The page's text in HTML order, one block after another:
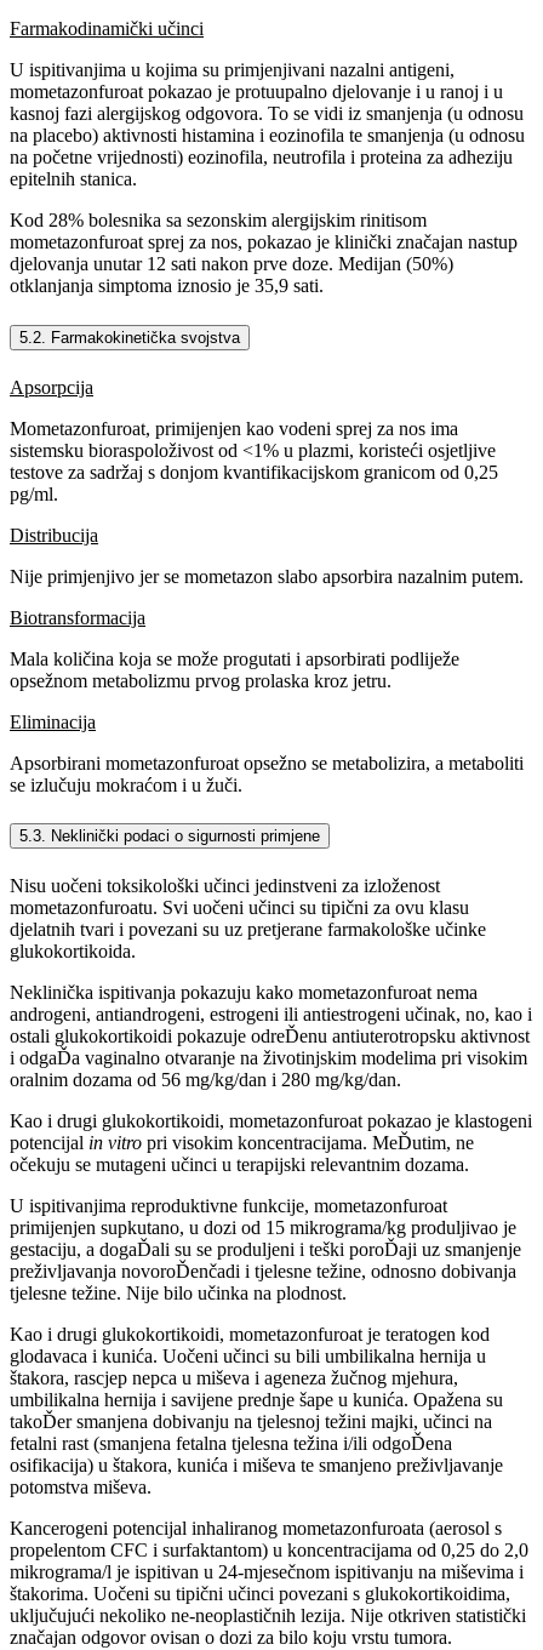
Farmakodinamički učinci
U ispitivanjima u kojima su primjenjivani nazalni antigeni,
mometazonfuroat pokazao je protuupalno djelovanje i u ranoj i u
kasnoj fazi alergijskog odgovora. To se vidi iz smanjenja (u odnosu
na placebo) aktivnosti histamina i eozinofila te smanjenja (u odnosu
na početne vrijednosti) eozinofila, neutrofila i proteina za adheziju
epitelnih stanica.
Kod 28% bolesnika sa sezonskim alergijskim rinitisom
mometazonfuroat sprej za nos, pokazao je klinički značajan nastup
djelovanja unutar 12 sati nakon prve doze. Medijan (50%)
otklanjanja simptoma iznosio je 35,9 sati.
5.2. Farmakokinetička svojstva
Apsorpcija
Mometazonfuroat, primijenjen kao vodeni sprej za nos ima
sistemsku bioraspoloživost od <1% u plazmi, koristeći osjetljive
testove za sadržaj s donjom kvantifikacijskom granicom od 0,25
pg/ml.
Distribucija
Nije primjenjivo jer se mometazon slabo apsorbira nazalnim putem.
Biotransformacija
Mala količina koja se može progutati i apsorbirati podliježe
opsežnom metabolizmu prvog prolaska kroz jetru.
Eliminacija
Apsorbirani mometazonfuroat opsežno se metabolizira, a metaboliti
se izlučuju mokraćom i u žuči.
5.3. Neklinički podaci o sigurnosti primjene
Nisu uočeni toksikološki učinci jedinstveni za izloženost
mometazonfuroatu. Svi uočeni učinci su tipični za ovu klasu
djelatnih tvari i povezani su uz pretjerane farmakološke učinke
glukokortikoida.
Neklinička ispitivanja pokazuju kako mometazonfuroat nema
androgeni, antiandrogeni, estrogeni ili antiestrogeni učinak, no, kao i
ostali glukokortikoidi pokazuje odreĎenu antiuterotropsku aktivnost
i odgaĎa vaginalno otvaranje na životinjskim modelima pri visokim
oralnim dozama od 56 mg/kg/dan i 280 mg/kg/dan.
Kao i drugi glukokortikoidi, mometazonfuroat pokazao je klastogeni
potencijal in vitro pri visokim koncentracijama. MeĎutim, ne
očekuju se mutageni učinci u terapijski relevantnim dozama.
U ispitivanjima reproduktivne funkcije, mometazonfuroat
primijenjen supkutano, u dozi od 15 mikrograma/kg produljivao je
gestaciju, a dogaĎali su se produljeni i teški poroĎaji uz smanjenje
preživljavanja novoroĎenčadi i tjelesne težine, odnosno dobivanja
tjelesne težine. Nije bilo učinka na plodnost.
Kao i drugi glukokortikoidi, mometazonfuroat je teratogen kod
glodavaca i kunića. Uočeni učinci su bili umbilikalna hernija u
štakora, rascjep nepca u miševa i ageneza žučnog mjehura,
umbilikalna hernija i savijene prednje šape u kunića. Opažena su
takoĎer smanjena dobivanju na tjelesnoj težini majki, učinci na
fetalni rast (smanjena fetalna tjelesna težina i/ili odgoĎena
osifikacija) u štakora, kunića i miševa te smanjeno preživljavanje
potomstva miševa.
Kancerogeni potencijal inhaliranog mometazonfuroata (aerosol s
propelentom CFC i surfaktantom) u koncentracijama od 0,25 do 2,0
mikrograma/l je ispitivan u 24-mjesečnom ispitivanju na miševima i
štakorima. Uočeni su tipični učinci povezani s glukokortikoidima,
uključujući nekoliko ne-neoplastičnih lezija. Nije otkriven statistički
značajan odgovor ovisan o dozi za bilo koju vrstu tumora.